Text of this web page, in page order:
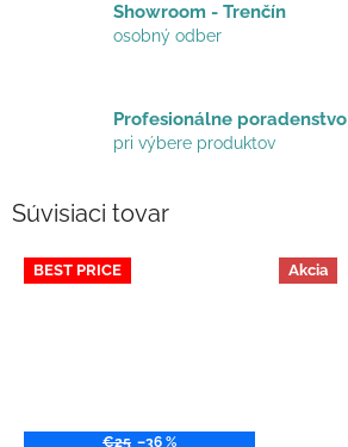
Showroom - Trenčín
osobný odber
Profesionálne poradenstvo
pri výbere produktov
Súvisiaci tovar
BEST PRICE
€25 –36 %
Akcia